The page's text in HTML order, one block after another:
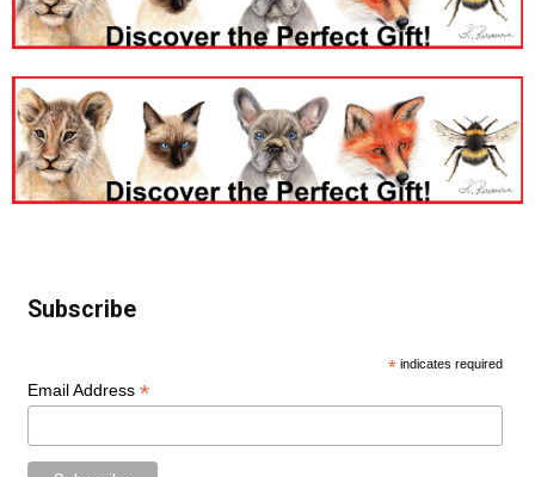
Subscribe
* indicates required
Email Address *